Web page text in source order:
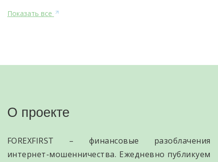
Показать все
О проекте
FOREXFIRST – финансовые разоблачения
интернет-мошенничества. Ежедневно публикуем